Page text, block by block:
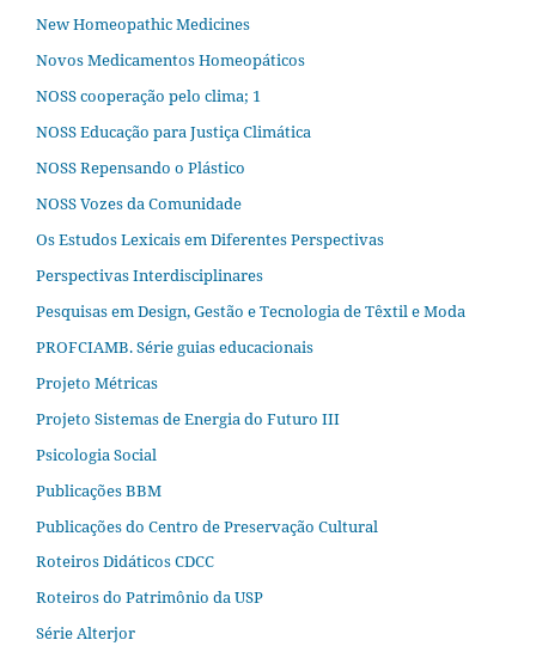
New Homeopathic Medicines
Novos Medicamentos Homeopáticos
NOSS cooperação pelo clima; 1
NOSS Educação para Justiça Climática
NOSS Repensando o Plástico
NOSS Vozes da Comunidade
Os Estudos Lexicais em Diferentes Perspectivas
Perspectivas Interdisciplinares
Pesquisas em Design, Gestão e Tecnologia de Têxtil e Moda
PROFCIAMB. Série guias educacionais
Projeto Métricas
Projeto Sistemas de Energia do Futuro III
Psicologia Social
Publicações BBM
Publicações do Centro de Preservação Cultural
Roteiros Didáticos CDCC
Roteiros do Patrimônio da USP
Série Alterjor